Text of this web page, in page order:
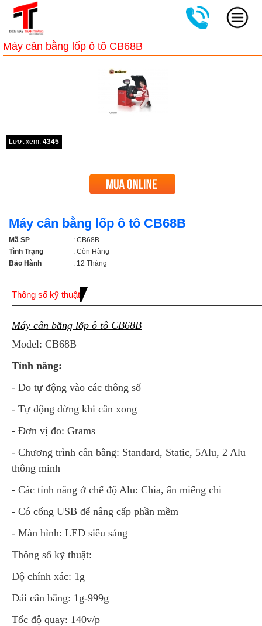
Máy cân bằng lốp ô tô CB68B
Lượt xem: 4345
Máy cân bằng lốp ô tô CB68B
Mã SP
: CB68B
Tình Trạng
: Còn Hàng
Bảo Hành
: 12 Tháng
Thông số kỹ thuật
Máy cân bằng lốp ô tô CB68B
Model: CB68B
Tính năng:
- Đo tự động vào các thông số
- Tự động dừng khi cân xong
- Đơn vị đo: Grams
- Chương trình cân bằng: Standard, Static, 5Alu, 2 Alu
thông minh
- Các tính năng ở chế độ Alu: Chia, ẩn miếng chì
- Có cổng USB để nâng cấp phần mềm
- Màn hình: LED siêu sáng
Thông số kỹ thuật:
Độ chính xác: 1g
Dải cân bằng: 1g-999g
Tốc độ quay: 140v/p